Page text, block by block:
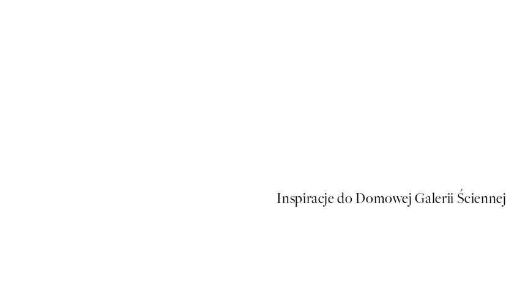
Inspiracje do Domowej Galerii Ściennej